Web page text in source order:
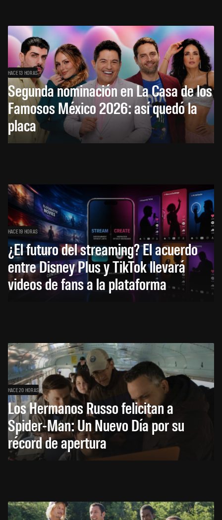
HACE 13 HORAS
Segunda nominación en La Casa de los
Famosos México 2026: así quedó la
placa
HACE 19 HORAS
¿El futuro del streaming? El acuerdo
entre Disney Plus y TikTok llevará
videos de fans a la plataforma
HACE 20 HORAS
Los Hermanos Russo felicitan a
Spider-Man: Un Nuevo Día por su
récord de apertura